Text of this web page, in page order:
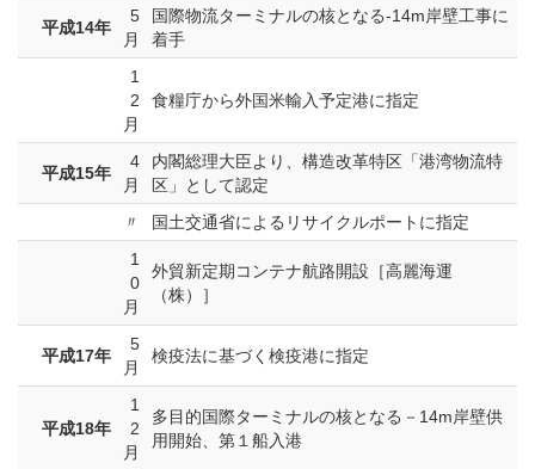
平成14年
5
月
国際物流ターミナルの核となる-14m岸壁工事に
着手
1
2
月
食糧庁から外国米輸入予定港に指定
平成15年
4
月
内閣総理大臣より、構造改革特区「港湾物流特
区」として認定
〃
国土交通省によるリサイクルポートに指定
1
0
月
外貿新定期コンテナ航路開設［高麗海運
（株）］
平成17年
5
月
検疫法に基づく検疫港に指定
平成18年
1
2
月
多目的国際ターミナルの核となる－14m岸壁供
用開始、第１船入港